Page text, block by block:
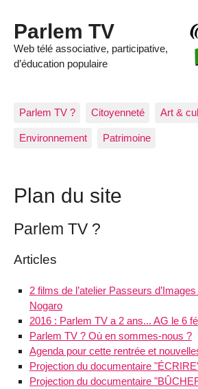
Parlem TV
Web télé associative, participative,
d’éducation populaire
Parlem TV ? Citoyenneté Art &
Environnement Patrimoine
Plan du site
Parlem TV ?
Articles
2 films de l’atelier Passeurs
Nogaro
2016 : Parlem TV a 2 ans... AG le 6
Parlem TV ? Où en sommes-nous ?
Agenda pour cette rentrée et
Projection du documentaire
Projection du documentaire